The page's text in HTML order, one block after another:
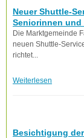
Neuer Shuttle-
Seniorinnen und
Die Marktgemeinde
neuen Shuttle-
richtet...
Weiterlesen
Besichtigung